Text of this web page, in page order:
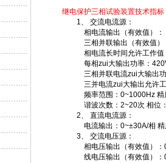
继电保护三相试验装置技术指标
1、 交流电流源：
相电流输出（有效值）：
三相并联输出（有效值）
相电流长时间允许工作值
每相zui大输出功率：
三相并联电流zui大输出
三并电流zui大输出允许
频率范围：0~1000Hz 精
谐波次数：2~20次 相位
2、 直流电流源：
电流输出：0~±30A/相 精
3、 交流电压源：
相电压输出（有效值）：
线电压输出（有效值）：